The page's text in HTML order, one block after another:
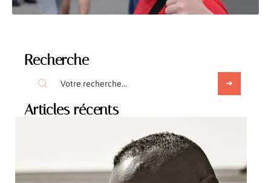
Recherche
Articles récents